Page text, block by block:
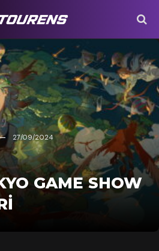
27/09/2024
GAME SHOW